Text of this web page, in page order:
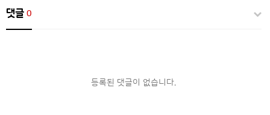
댓글 0
등록된 댓글이 없습니다.